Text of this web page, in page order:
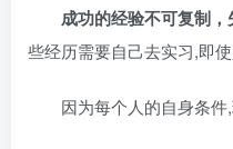
成功的经验不可复制
些经历需要自己去实习,即
因为每个人的自身条